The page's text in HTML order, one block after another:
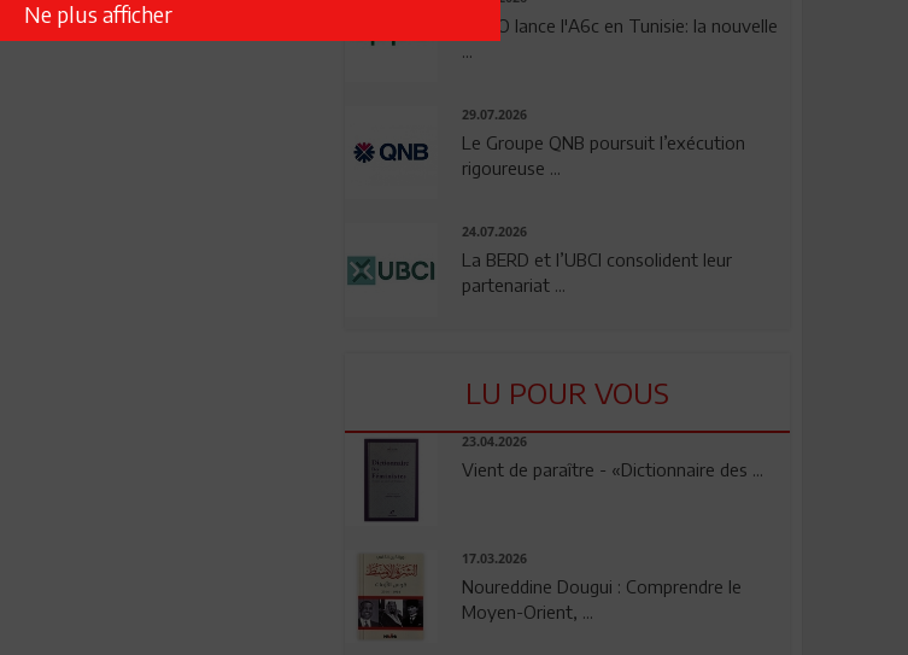
OPPO lance l'A6c en Tunisie: la nouvelle
29.07.2026
Le Groupe QNB poursuit l’exécution
rigoureuse ...
24.07.2026
La BERD et l’UBCI consolident leur
partenariat ...
LU POUR VOUS
23.04.2026
Vient de paraître - «Dictionnaire des ...
17.03.2026
Noureddine Dougui : Comprendre le
Moyen-Orient, ...
Ne plus afficher